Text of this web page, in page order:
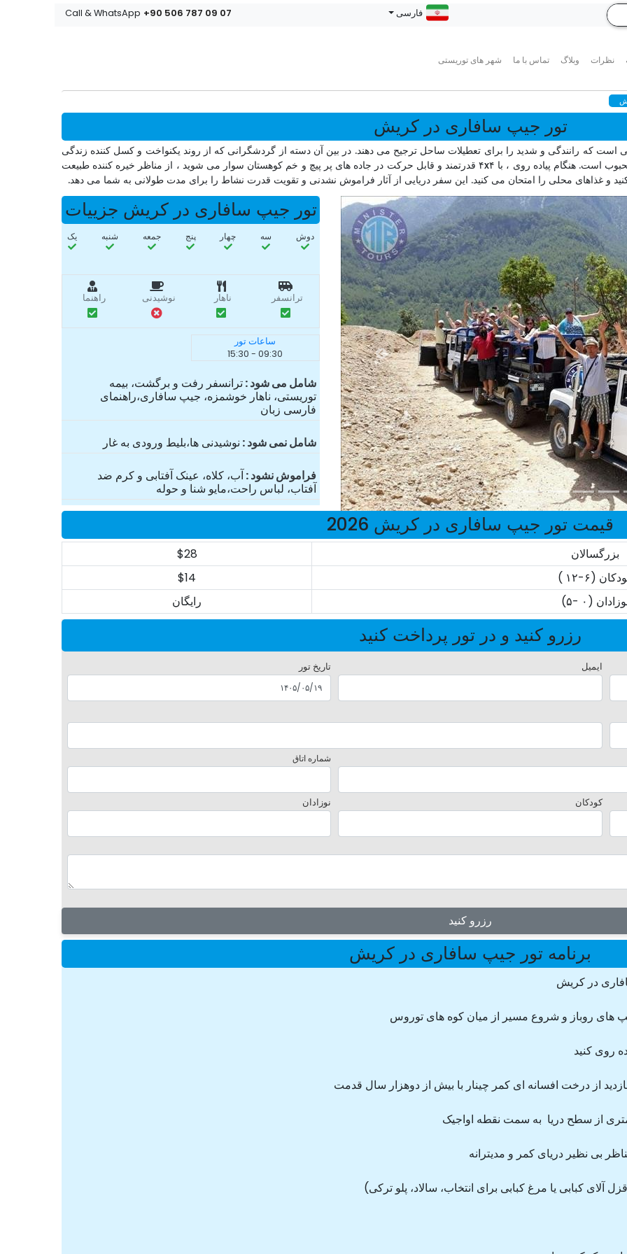
نظرات وبلاگ تماس با ما شهر های توریستی
فارسی Call & WhatsApp +90 506 787 09 07
تور جیپ سافاری در کریش
که رانندگی و شدید را برای تعطیلات ساحل ترجیح می دهند. در بین آن دسته از گردشگرانی که از روند یکنواخت و کسل کننده زندگی
خسته شده اند و می خواهند چیز جدیدی را امتحان کنند بسیار محبوب است. هنگام پیاده روی ، با ۴x۴ قدرتمند و قابل حرکت در جاده های پر پیچ و خم کوهستان سوار می شوید ، از مناظر خیره کننده طبیعت
و غذاهای محلی را امتحان می کنید. این سفر دریایی از آثار فراموش نشدنی و تقویت قدرت نشاط را برای مدت طولانی به شما می دهد.
تور جیپ سافاری در کریش جزییات
دوش سه‌ چهار پنج جمعه شنبه یک
ترانسفر ناهار نوشیدنی راهنما
ساعات تور
09:30 - 15:30
شامل می شود ترانسفر رفت و برگشت، بیمه
توریستی، ناهار خوشمزه، جیپ سافاری،راهنمای
فارسی زبان
شامل نمی شود نوشیدنی ها،بلیط ورودی به غار
فراموش نشود آب، کلاه، عینک آفتابی و کرم ضد
آفتاب، لباس‌ راحت،مایو شنا و حوله
قیمت تور جیپ سافاری در کریش 2026
بزرگسالان
$28
(۶-۱۲ )
$14
(۰ -۵)
رایگان
رزرو کنید و در تور پرداخت کنید
ایمیل تاریخ تور
شماره اتاق
کودکان نوزادان
رزرو کنید
برنامه تور جیپ سافاری در کریش
در کریش
روباز و شروع مسیر از میان کوه های توروس
روی کنید
کبابی یا مرغ کبابی برای انتخاب، سالاد، پلو ترکی)